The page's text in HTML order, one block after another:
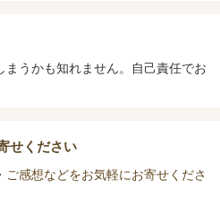
うかも知れません。自己責任でお
せください
感想などをお気軽にお寄せくださ